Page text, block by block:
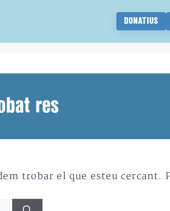
DONATIUS
res
trobar el que esteu cercant.